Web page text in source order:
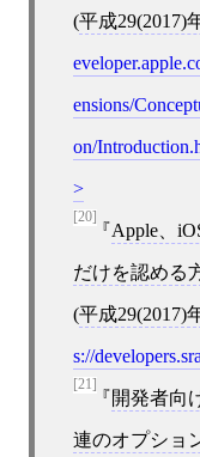
(平成29(2017)
ensions/
on/
[20]
Apple、
だけを認める
(平成29(2017)
s://
[21]
開発者向
連のオプショ